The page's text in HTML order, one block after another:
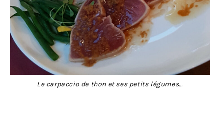
Le carpaccio de thon et ses petits légumes…